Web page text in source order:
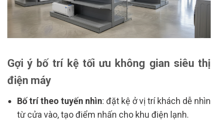
Gợi ý bố trí kệ tối ưu không gian siêu thị
điện máy
Bố trí theo tuyến nhìn: đặt kệ ở vị trí khách dễ nhìn
từ cửa vào, tạo điểm nhấn cho khu điện lạnh.